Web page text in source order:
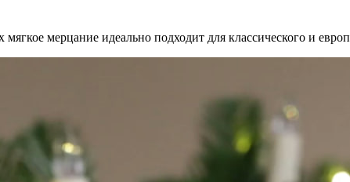
мерцание идеально подходит для классического и